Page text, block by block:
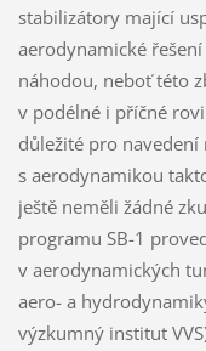
stabilizátory mající
aerodynamické
náhodou, neboť této
v podélné i příčné
důležité pro navedení
s aerodynamikou
ještě neměli žádné
programu SB-1
v aerodynamických
aero- a
výzkumný institut